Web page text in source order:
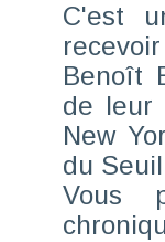
C'est
Benoît
de leur
New
du
Vous